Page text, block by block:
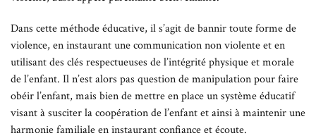
Dans cette méthode éducative, il s’agit de bannir toute forme de
violence, en instaurant une communication non violente et en
utilisant des clés respectueuses de l’intégrité physique et morale
de l’enfant. Il n’est alors pas question de manipulation pour faire
obéir l’enfant, mais bien de mettre en place un système éducatif
visant à susciter la coopération de l’enfant et ainsi à maintenir une
harmonie familiale en instaurant confiance et écoute.